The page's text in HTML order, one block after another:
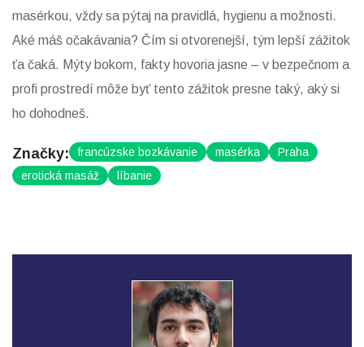
masérkou, vždy sa pýtaj na pravidlá, hygienu a možnosti.
Aké máš očakávania? Čím si otvorenejší, tým lepší zážitok
ťa čaká. Mýty bokom, fakty hovoria jasne – v bezpečnom a
profi prostredí môže byť tento zážitok presne taký, aký si
ho dohodneš.
Značky: francúzske bozkávanie masérka
Praha
erotická masáž
líbanie